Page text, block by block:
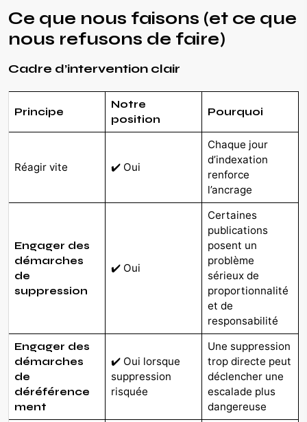
Ce que nous faisons (et ce que
nous refusons de faire)
Cadre d’intervention clair
Principe
Notre
position
Pourquoi
Réagir vite ✔️ Oui
Chaque jour
d’indexation
renforce
l’ancrage
Engager des
démarches
de
suppression
✔️ Oui
Certaines
publications
posent un
problème
sérieux de
proportionnalité
et de
responsabilité
Engager des
démarches
de
déréférence
ment
✔️ Oui lorsque
suppression
risquée
Une suppression
trop directe peut
déclencher une
escalade plus
dangereuse